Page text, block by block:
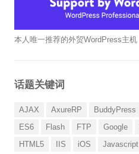
本人唯一推荐的外贸WordPress主机
话题关键词
AJAX AxureRP BuddyPress
ES6
Flash FTP Google
HTML5
IIS iOS Javascript